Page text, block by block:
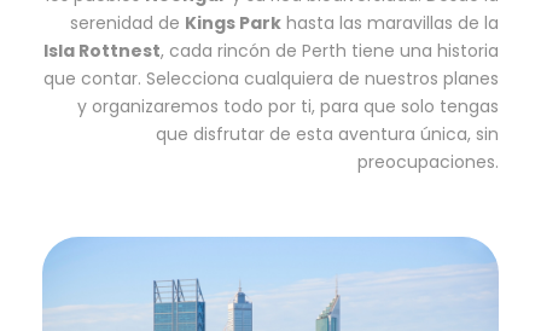
serenidad de Kings Park hasta las maravillas de la
Isla Rottnest, cada rincón de Perth tiene una historia
que contar. Selecciona cualquiera de nuestros planes
y organizaremos todo por ti, para que solo tengas
que disfrutar de esta aventura única, sin
preocupaciones.